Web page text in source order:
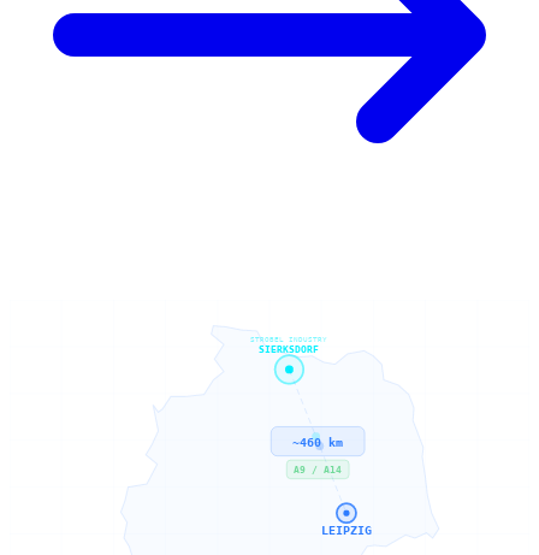
SIERKSDORF
STROBEL INDUSTRY
LEIPZIG
~460 km
A9 / A14